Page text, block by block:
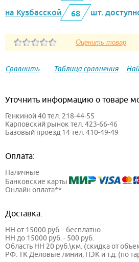
на Кузбасской
68 шт.
Сравнить Таблица сравнения
Уточнить информацию о товаре
Генкиной 40 тел. 218-44-55
Карповский рынок тел. 423-66-46
Базовый проезд 14 тел. 410-49-49
Оплата:
Наличные
Банковские карты
Онлайн оплата**
Доставка:
НН от 15000 руб. - бесплатно.
НН до 15000 руб. - 500 руб.
Область НН 20 руб.\км. (скидка от
РФ: ТК Деловые линии, ПЭК и т.д. (по